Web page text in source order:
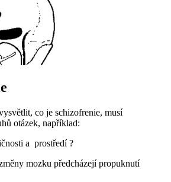
co je schizofrenie, musí
otázek, například:
a prostředí ?
mozku předcházejí propuknutí